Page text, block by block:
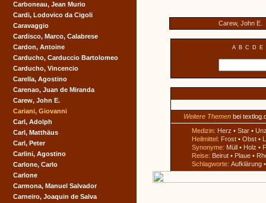
Carew, John E.
A B C D E
Weitere Themen bei
Medizin: Herz • Star •
Heilmittel: Frost • Obst •
Synonyme: Müll • Holz •
Reise: Beirut • Plaue •
Schlagworte: Aufklärung
Carboneau, Jean Murio
Cardi, Lodovico da Cigoli
Caravaggio
Cardisco, Marco, Calabrese
Cardon, Antoine
Carducho, Carduccio Bartolomeo
Carducho, Vincencio
Carella, Agostino
Carenao, Juan de Miranda
Carew, John E.
Cariani, Giovanni
Carl, Adolph
Carl, Matthäus
Carl, Peter
Carlini, Agostino
Carlone, Carlo
Carlone
Carmona, Manuel Salvador
Carneiro, Joaquin de Salva